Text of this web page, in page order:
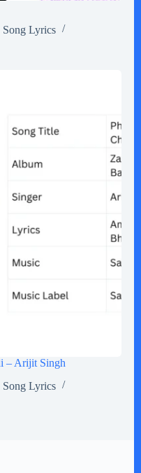
Song Lyrics
– Arijit Singh
Song Lyrics